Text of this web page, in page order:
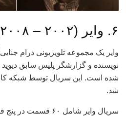
۶. وایر (۲۰۰۲ – ۲۰۰۸)
وایر یک مجموعه تلویزیونی درام
نویسنده و گزارشگر پلیس سابق
شد.
سریال وایر شامل ۶۰